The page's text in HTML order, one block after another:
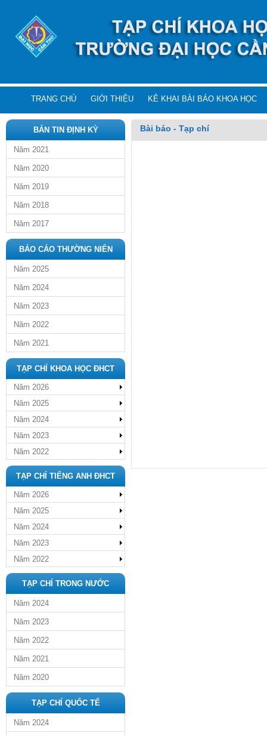
TRANG CHỦ GIỚI THIỆU KÊ KHAI BÀI BÁO KHOA HỌC
BẢN TIN ĐỊNH KỲ
Năm 2021
Năm 2020
Năm 2019
Năm 2018
Năm 2017
BÁO CÁO THƯỜNG NIÊN
Năm 2025
Năm 2024
Năm 2023
Năm 2022
Năm 2021
TẠP CHÍ KHOA HỌC ĐHCT
Năm 2026
Năm 2025
Năm 2024
Năm 2023
Năm 2022
TẠP CHÍ TIẾNG ANH ĐHCT
Năm 2026
Năm 2025
Năm 2024
Năm 2023
Năm 2022
TẠP CHÍ TRONG NƯỚC
Năm 2024
Năm 2023
Năm 2022
Năm 2021
Năm 2020
TẠP CHÍ QUỐC TẾ
Năm 2024
Bài báo - Tạp chí